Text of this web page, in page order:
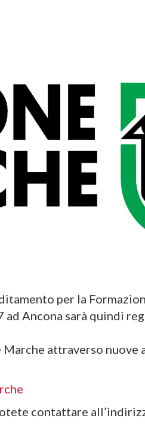
per la
ad Ancona sarà quindi
Marche attraverso
contattare